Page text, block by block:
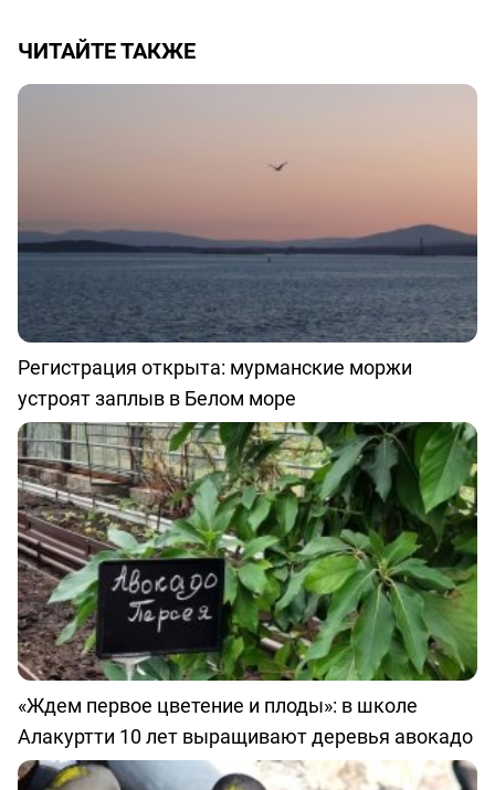
ЧИТАЙТЕ ТАКЖЕ
Регистрация открыта: мурманские моржи
устроят заплыв в Белом море
«Ждем первое цветение и плоды»: в школе
Алакуртти 10 лет выращивают деревья авокадо